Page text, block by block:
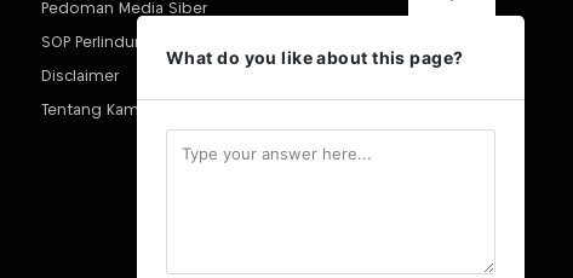
Pedoman Media Siber
SOP Perlindungan Wartawan
Disclaimer
Tentang Kami
What do you like about this page?